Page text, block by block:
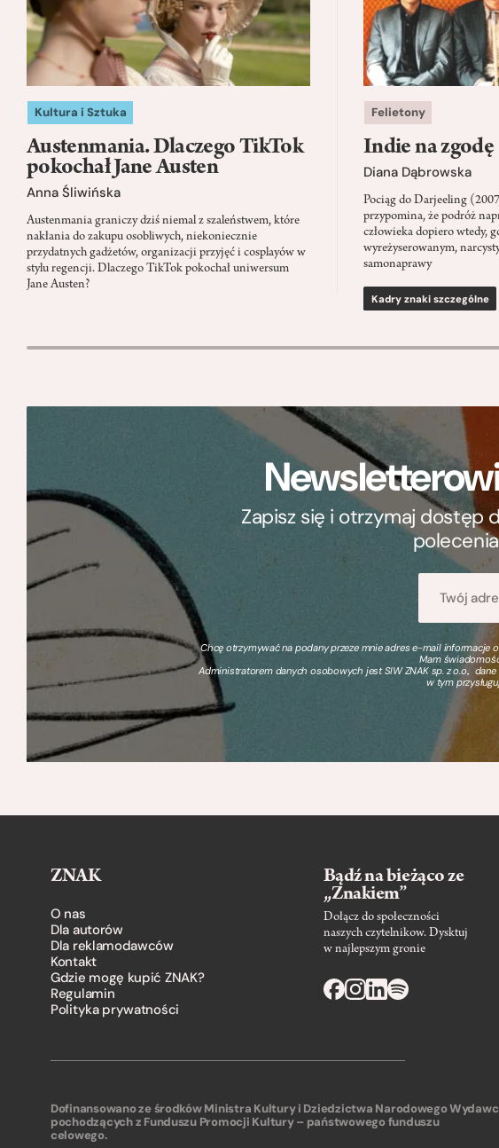
Kultura i Sztuka
Austenmania. Dlaczego TikTok
pokochał Jane Austen
Anna Śliwińska
Austenmania graniczy dziś niemal z szaleństwem, które
nakłania do zakupu osobliwych, niekoniecznie
przydatnych gadżetów, organizacji przyjęć i cosplayów w
stylu regencji. Dlaczego TikTok pokochał uniwersum
Jane Austen?
Felietony
Indie na zgodę
Diana Dąbrowska
Pociąg do Darjeeling
przypomina, że podróż
człowieka dopiero wtedy,
wyreżyserowanym,
samonaprawy
Kadry znaki szczególne
Zapisz się i otrzymaj dostęp
Chcę otrzymywać na podany przeze mnie adres e-mail informacje
Mam
Administratorem danych osobowych jest SIW ZNAK sp. z o.o.,
w tym
ZNAK
O nas
Dla autorów
Dla reklamodawców
Kontakt
Gdzie mogę kupić ZNAK?
Regulamin
Polityka prywatności
Bądź na bieżąco ze
„Znakiem”
Dołącz do społeczności
naszych czytelnikow. Dysktuj
w najlepszym gronie
Dofinansowano ze środków Ministra Kultury i Dziedzictwa Narodowego
pochodzących z Funduszu Promocji Kultury – państwowego funduszu
celowego.